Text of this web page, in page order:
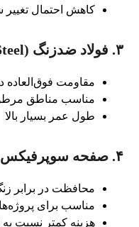
کاهش احتمال
۳. فولاد ضدزنگ (Stainless Steel)
مقاومت فوق‌العاده
مناسب مناطق
طول عمر بسیار بالا
۴. صفحه سوپرفیکس گالوانیزه گرم
محافظت در برابر
مناسب برای
هزینه کمتر نسبت